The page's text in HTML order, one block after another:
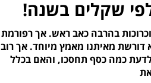
שקלים בשנה!
בהרבה כאב ראש. אך רפורמת
בשנה, ולא דורשת מאיתנו מאמץ מיוחד. אך רוב
לדעת כמה כסף תחסכו, והאם בכלל